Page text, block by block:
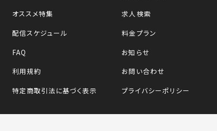
オススメ特集
求人検索
配信スケジュール
料金プラン
FAQ
お知らせ
利用規約
お問い合わせ
特定商取引法に基づく表示
プライバシーポリシー